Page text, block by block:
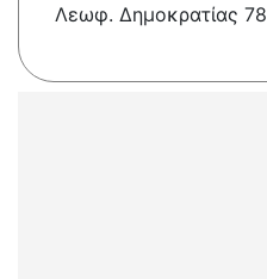
Λεωφ. Δημοκρατίας 78